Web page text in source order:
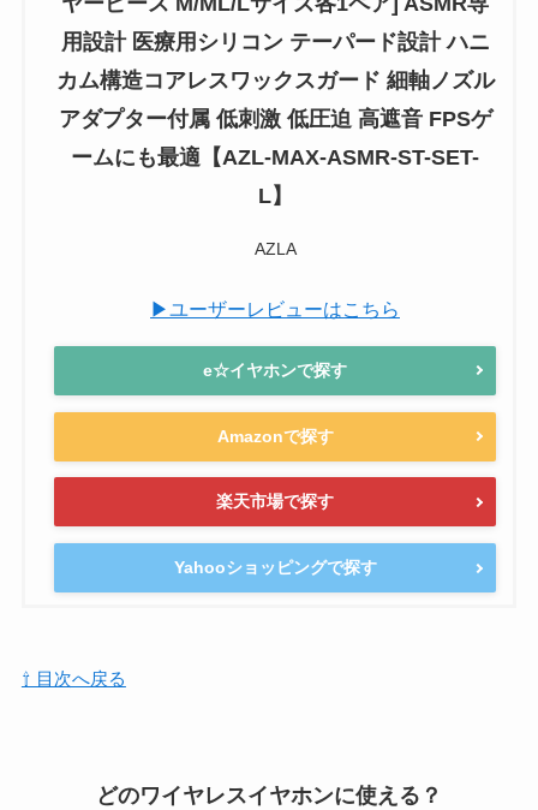
用設計 医療用シリコン テーパード設計 ハニ
カム構造コアレスワックスガード 細軸ノズル
アダプター付属 低刺激 低圧迫 高遮音 FPSゲ
ームにも最適【AZL-MAX-ASMR-ST-SET-
L】
AZLA
▶ユーザーレビューはこちら
e☆イヤホンで探す
Amazonで探す
楽天市場で探す
Yahooショッピングで探す
⇧ 目次へ戻る
どのワイヤレスイヤホンに使える？